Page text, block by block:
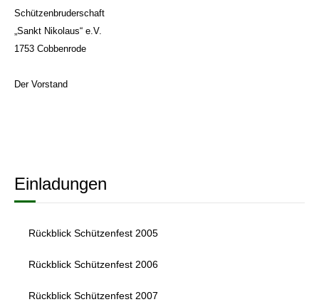
Schützenbruderschaft
„Sankt Nikolaus“ e.V.
1753 Cobbenrode
Der Vorstand
Einladungen
Rückblick Schützenfest 2005
Rückblick Schützenfest 2006
Rückblick Schützenfest 2007